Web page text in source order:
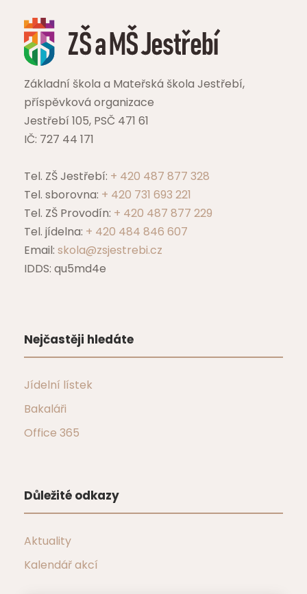
Základní škola a Mateřská škola Jestřebí,
příspěvková organizace
Jestřebí 105, PSČ 471 61
IČ: 727 44 171
Tel. ZŠ Jestřebí: + 420 487 877 328
Tel. sborovna: + 420 731 693 221
Tel. ZŠ Provodín: + 420 487 877 229
Tel. jídelna: + 420 484 846 607
Email: skola@zsjestrebi.cz
IDDS: qu5md4e
Nejčastěji hledáte
Jídelní lístek
Bakaláři
Office 365
Důležité odkazy
Aktuality
Kalendář akcí